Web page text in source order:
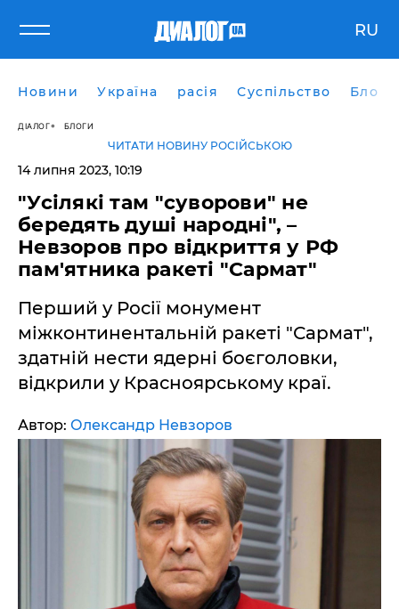
RU
Новини Україна расія Суспільство Блоги
ДІАЛОГ БЛОГИ
ЧИТАТИ НОВИНУ РОСІЙСЬКОЮ
14 липня 2023, 10:19
"Усілякі там "суворови" не
бередять душі народні", –
Невзоров про відкриття у РФ
пам'ятника ракеті "Сармат"
Перший у Росії монумент
міжконтинентальній ракеті "Сармат",
здатній нести ядерні боєголовки,
відкрили у Красноярському краї.
Автор: Олександр Невзоров